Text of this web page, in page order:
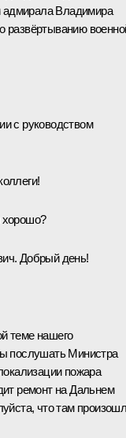
Владимира
развёртыванию
с руководством
хорошо?
Добрый день!
теме нашего
послушать Министра
пожара
ремонт на Дальнем
что там